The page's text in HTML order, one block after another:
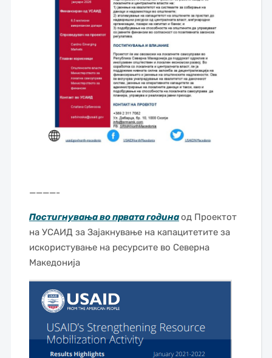
————-
Постигнувања во првата годинаод Проектот
на УСАИД за Зајакнување на капацитетите за
искористување на ресурсите во Северна
Македонија